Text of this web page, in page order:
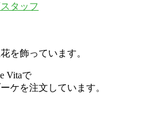
タッフ
を飾っています。
Vitaで
ケを注文しています。